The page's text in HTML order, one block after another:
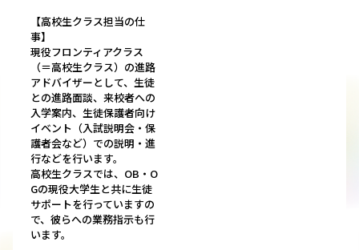
【高校生クラス担当の仕
事】
現役フロンティアクラス
（＝高校生クラス）の進路
アドバイザーとして、生徒
との進路面談、来校者への
入学案内、生徒保護者向け
イベント（入試説明会・保
護者会など）での説明・進
行などを行います。
高校生クラスでは、OB・O
Gの現役大学生と共に生徒
サポートを行っていますの
で、彼らへの業務指示も行
います。